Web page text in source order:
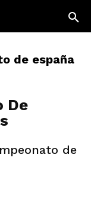
de españa
De
de